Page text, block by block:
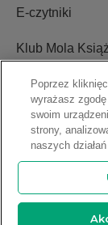
E-czytniki
Klub Mola
Ustawienia
Blog
Relacje
Copyright © 2009-
Poprzez
wyrażasz
swoim
strony,
naszych